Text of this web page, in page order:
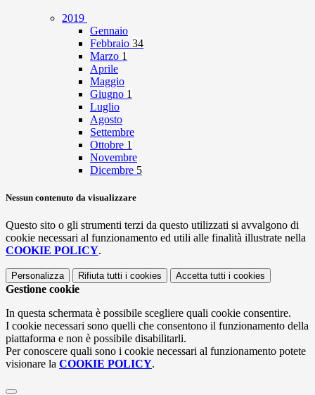
2019
Gennaio
Febbraio 34
Marzo 1
Aprile
Maggio
Giugno 1
Luglio
Agosto
Settembre
Ottobre 1
Novembre
Dicembre 5
Nessun contenuto da visualizzare
Questo sito o gli strumenti terzi da questo utilizzati si avvalgono di
cookie necessari al funzionamento ed utili alle finalità illustrate nella
COOKIE POLICY.
Personalizza Rifiuta tutti i cookies Accetta tutti i cookies
Gestione cookie
In questa schermata è possibile scegliere quali cookie consentire.
I cookie necessari sono quelli che consentono il funzionamento della
piattaforma e non è possibile disabilitarli.
Per conoscere quali sono i cookie necessari al funzionamento potete
visionare la COOKIE POLICY.